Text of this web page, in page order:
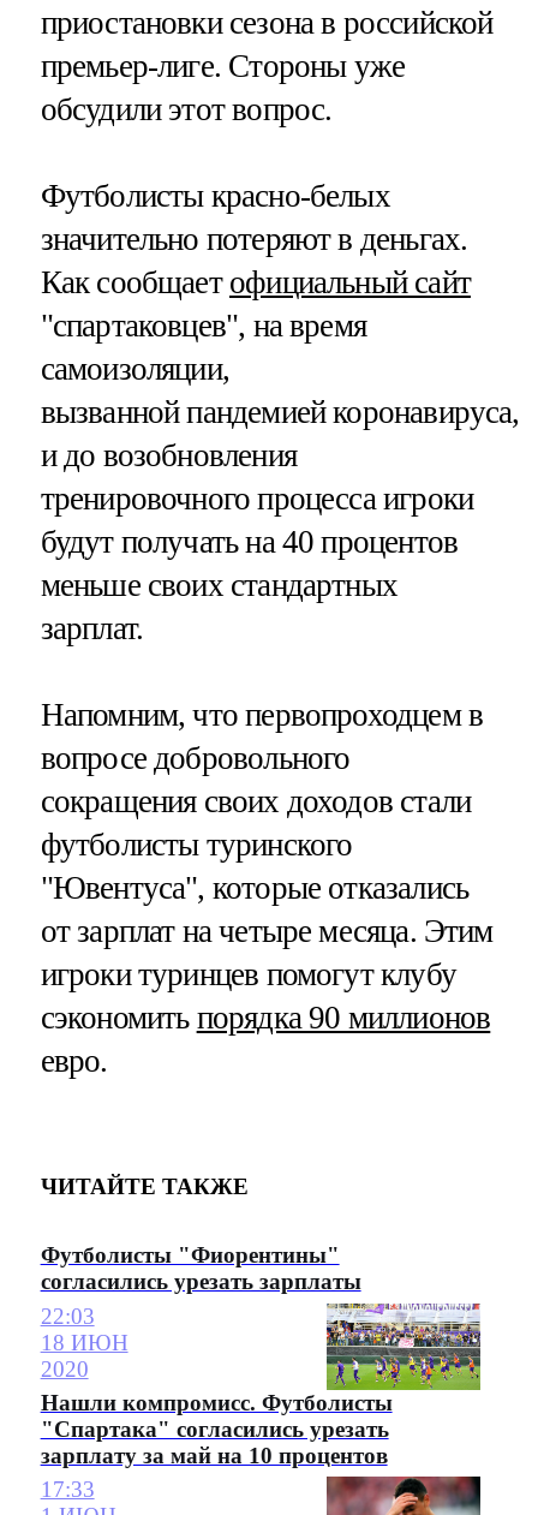
приостановки сезона в российской
премьер-лиге. Стороны уже
обсудили этот вопрос.
Футболисты красно-белых
значительно потеряют в деньгах.
Как сообщает официальный сайт
"спартаковцев", на время
самоизоляции,
вызванной пандемией коронавируса,
и до возобновления
тренировочного процесса игроки
будут получать на 40 процентов
меньше своих стандартных
зарплат.
Напомним, что первопроходцем в
вопросе добровольного
сокращения своих доходов стали
футболисты туринского
"Ювентуса", которые отказались
от зарплат на четыре месяца. Этим
игроки туринцев помогут клубу
сэкономить порядка 90 миллионов
евро.
ЧИТАЙТЕ ТАКЖЕ
Футболисты "Фиорентины"
согласились урезать зарплаты
22:03
18 ИЮН
2020
Нашли компромисс. Футболисты
"Спартака" согласились урезать
зарплату за май на 10 процентов
17:33